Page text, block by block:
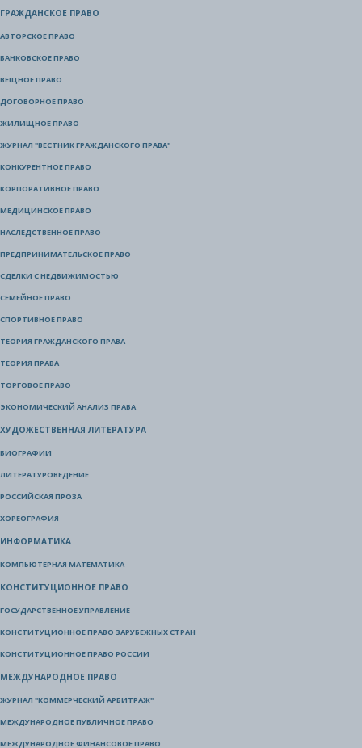
ГРАЖДАНСКОЕ ПРАВО
АВТОРСКОЕ ПРАВО
БАНКОВСКОЕ ПРАВО
ВЕЩНОЕ ПРАВО
ДОГОВОРНОЕ ПРАВО
ЖИЛИЩНОЕ ПРАВО
ЖУРНАЛ "ВЕСТНИК ГРАЖДАНСКОГО ПРАВА"
КОНКУРЕНТНОЕ ПРАВО
КОРПОРАТИВНОЕ ПРАВО
МЕДИЦИНСКОЕ ПРАВО
НАСЛЕДСТВЕННОЕ ПРАВО
ПРЕДПРИНИМАТЕЛЬСКОЕ ПРАВО
СДЕЛКИ С НЕДВИЖИМОСТЬЮ
СЕМЕЙНОЕ ПРАВО
СПОРТИВНОЕ ПРАВО
ТЕОРИЯ ГРАЖДАНСКОГО ПРАВА
ТЕОРИЯ ПРАВА
ТОРГОВОЕ ПРАВО
ЭКОНОМИЧЕСКИЙ АНАЛИЗ ПРАВА
ХУДОЖЕСТВЕННАЯ ЛИТЕРАТУРА
БИОГРАФИИ
ЛИТЕРАТУРОВЕДЕНИЕ
РОССИЙСКАЯ ПРОЗА
ХОРЕОГРАФИЯ
ИНФОРМАТИКА
КОМПЬЮТЕРНАЯ МАТЕМАТИКА
КОНСТИТУЦИОННОЕ ПРАВО
ГОСУДАРСТВЕННОЕ УПРАВЛЕНИЕ
КОНСТИТУЦИОННОЕ ПРАВО ЗАРУБЕЖНЫХ СТРАН
КОНСТИТУЦИОННОЕ ПРАВО РОССИИ
МЕЖДУНАРОДНОЕ ПРАВО
ЖУРНАЛ "КОММЕРЧЕСКИЙ АРБИТРАЖ"
МЕЖДУНАРОДНОЕ ПУБЛИЧНОЕ ПРАВО
МЕЖДУНАРОДНОЕ ФИНАНСОВОЕ ПРАВО